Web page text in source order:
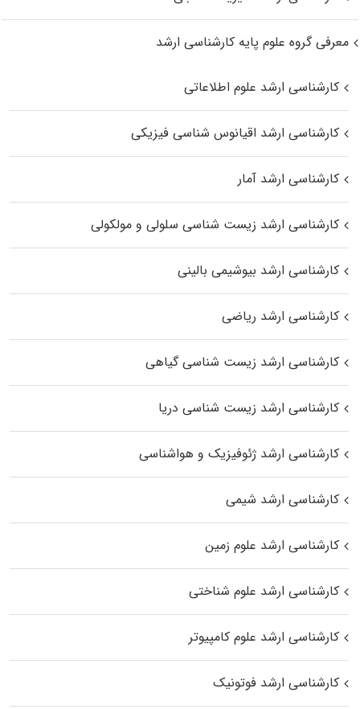
معرفی گروه علوم پایه کارشناسی ارشد
کارشناسی ارشد علوم اطلاعاتی
کارشناسی ارشد اقیانوس‌ شناسی فیزیکی
کارشناسی ارشد آمار
کارشناسی ارشد زیست شناسی سلولی و مولکولی
کارشناسی ارشد بیوشیمی بالینی
کارشناسی ارشد ریاضی
کارشناسی ارشد زیست‌ شناسی گیاهی
کارشناسی ارشد زیست‌ شناسی دریا
کارشناسی ارشد ژئوفیزیک و هواشناسی
کارشناسی ارشد شیمی
کارشناسی ارشد علوم زمین
کارشناسی ارشد علوم شناختی
کارشناسی ارشد علوم کامپیوتر
کارشناسی ارشد فوتونیک